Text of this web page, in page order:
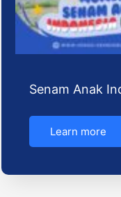
Senam Anak
Learn more